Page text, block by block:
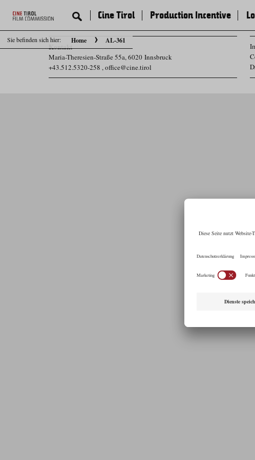
Sie befinden sich hier: Home AL-361
Cine Tirol Production Incentive
Kontakt
Maria-Theresien-Straße 55a, 6020 Innsbruck
+43.512.5320-258 ,office@cine.tirol